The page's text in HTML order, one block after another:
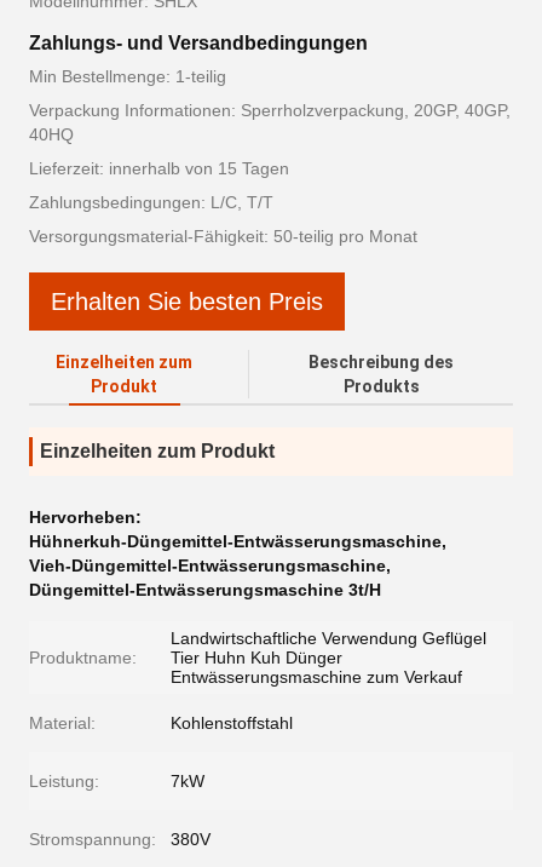
Zahlungs- und Versandbedingungen
Min Bestellmenge: 1-teilig
Verpackung Informationen: Sperrholzverpackung, 20GP, 40GP,
40HQ
Lieferzeit: innerhalb von 15 Tagen
Zahlungsbedingungen: L/C, T/T
Versorgungsmaterial-Fähigkeit: 50-teilig pro Monat
Erhalten Sie besten Preis
Einzelheiten zum
Produkt
Beschreibung des
Produkts
Einzelheiten zum Produkt
Hervorheben:
Hühnerkuh-Düngemittel-Entwässerungsmaschine,
Vieh-Düngemittel-Entwässerungsmaschine,
Düngemittel-Entwässerungsmaschine 3t/H
Produktname:
Landwirtschaftliche Verwendung Geflügel
Tier Huhn Kuh Dünger
Entwässerungsmaschine zum Verkauf
Material: Kohlenstoffstahl
Leistung: 7kW
Stromspannung: 380V